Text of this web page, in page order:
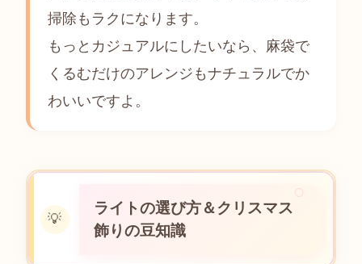
掃除もラクになります。
もっとカジュアルにしたいなら、麻袋で
くるむだけのアレンジもナチュラルでか
わいいですよ。
💡
ライトの選び方＆クリスマス
飾りの豆知識